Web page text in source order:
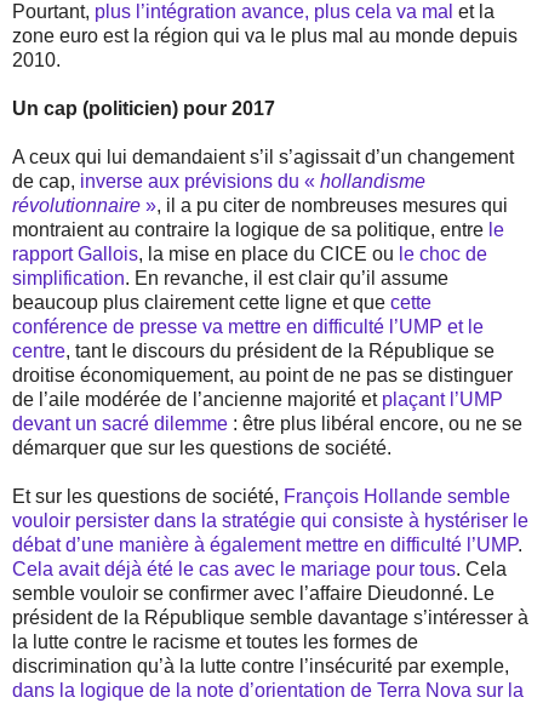
Pourtant, plus l’intégration avance, plus cela va mal et la
zone euro est la région qui va le plus mal au monde depuis
2010.
Un cap (politicien) pour 2017
A ceux qui lui demandaient s’il s’agissait d’un changement
de cap, inverse aux prévisions du « hollandisme
révolutionnaire », il a pu citer de nombreuses mesures qui
montraient au contraire la logique de sa politique, entre le
rapport Gallois, la mise en place du CICE ou le choc de
simplification. En revanche, il est clair qu’il assume
beaucoup plus clairement cette ligne et que cette
conférence de presse va mettre en difficulté l’UMP et le
centre, tant le discours du président de la République se
droitise économiquement, au point de ne pas se distinguer
de l’aile modérée de l’ancienne majorité et plaçant l’UMP
devant un sacré dilemme : être plus libéral encore, ou ne se
démarquer que sur les questions de société.
Et sur les questions de société, François Hollande semble
vouloir persister dans la stratégie qui consiste à hystériser le
débat d’une manière à également mettre en difficulté l’UMP.
Cela avait déjà été le cas avec le mariage pour tous. Cela
semble vouloir se confirmer avec l’affaire Dieudonné. Le
président de la République semble davantage s’intéresser à
la lutte contre le racisme et toutes les formes de
discrimination qu’à la lutte contre l’insécurité par exemple,
dans la logique de la note d’orientation de Terra Nova sur la